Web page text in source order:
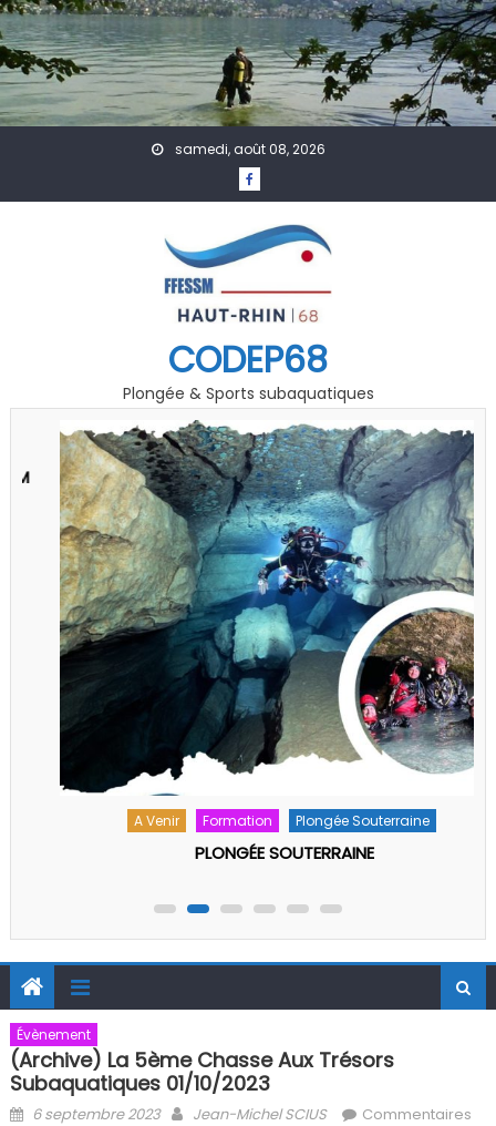
Skip to content
samedi, août 08, 2026
CODEP68
Plongée & Sports subaquatiques
A Venir Formation Plongée Souterraine
PLONGÉE SOUTERRAINE
Évènement
(Archive) La 5ème Chasse Aux Trésors
Subaquatiques 01/10/2023
Posted on
6 septembre 2023 Author
Jean-Michel SCIUS
Commentaires